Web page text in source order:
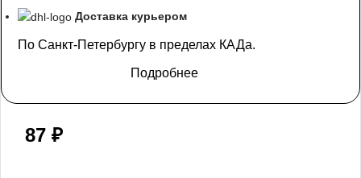
Доставка курьером
По Санкт-Петербургу в пределах КАДа.
Подробнее
87 ₽